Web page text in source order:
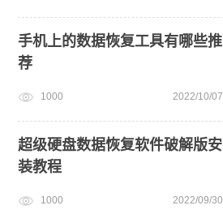
手机上的数据恢复工具有哪些推
荐
1000 2022/10/07
超级硬盘数据恢复软件破解版安
装教程
1000 2022/09/30